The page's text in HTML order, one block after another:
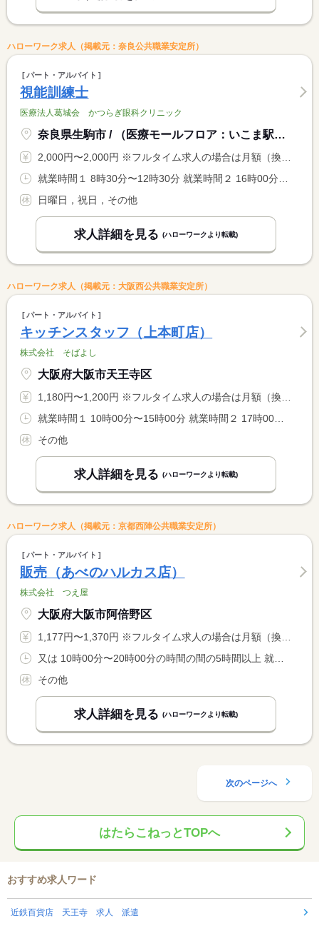
ハローワーク求人（掲載元：奈良公共職業安定所）
パート・アルバイト
視能訓練士
医療法人葛城会 かつらぎ眼科クリニック
奈良県生駒市 / （医療モールフロア：いこま駅メディカルモール）
2,000円〜2,000円 ※フルタイム求人の場合は月額（換算額）、パート求人の場合は時間額を表示しています。
日曜日，祝日，その他
求人詳細を見る (ハローワークより転載)
ハローワーク求人（掲載元：大阪西公共職業安定所）
パート・アルバイト
キッチンスタッフ（上本町店）
株式会社 そばよし
大阪府大阪市天王寺区
1,180円〜1,200円 ※フルタイム求人の場合は月額（換算額）、パート求人の場合は時間額を表示しています。
その他
求人詳細を見る (ハローワークより転載)
ハローワーク求人（掲載元：京都西陣公共職業安定所）
パート・アルバイト
販売（あべのハルカス店）
株式会社 つえ屋
大阪府大阪市阿倍野区
1,177円〜1,370円 ※フルタイム求人の場合は月額（換算額）、パート求人の場合は時間額を表示しています。
その他
求人詳細を見る (ハローワークより転載)
次のページへ
はたらこねっとTOPへ
おすすめ求人ワード
近鉄百貨店 天王寺 求人 派遣